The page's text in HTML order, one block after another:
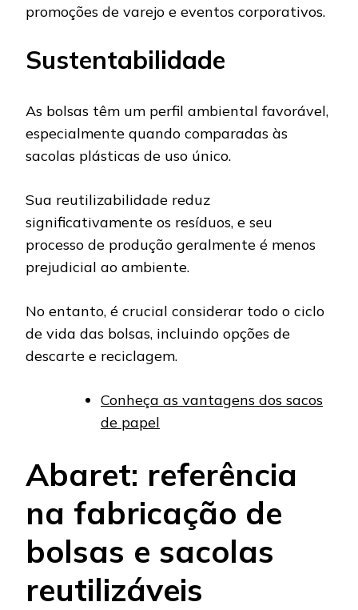
promoções de varejo e eventos corporativos.
Sustentabilidade
As bolsas têm um perfil ambiental favorável,
especialmente quando comparadas às
sacolas plásticas de uso único.
Sua reutilizabilidade reduz
significativamente os resíduos, e seu
processo de produção geralmente é menos
prejudicial ao ambiente.
No entanto, é crucial considerar todo o ciclo
de vida das bolsas, incluindo opções de
descarte e reciclagem.
Conheça as vantagens dos sacos
de papel
Abaret: referência
na fabricação de
bolsas e sacolas
reutilizáveis